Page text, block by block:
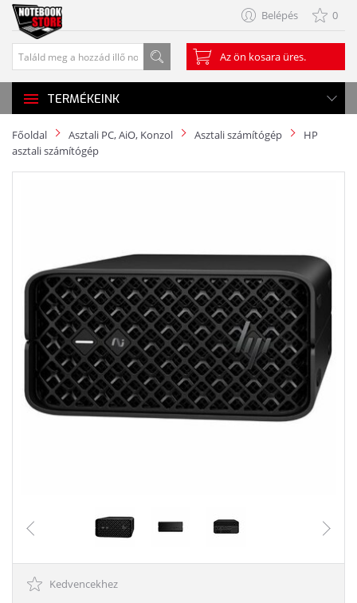
Belépés 0
Az ön kosara üres.
TERMÉKEINK
Főoldal Asztali PC, AiO, Konzol Asztali számítógép
HP
asztali számítógép
Kedvencekhez